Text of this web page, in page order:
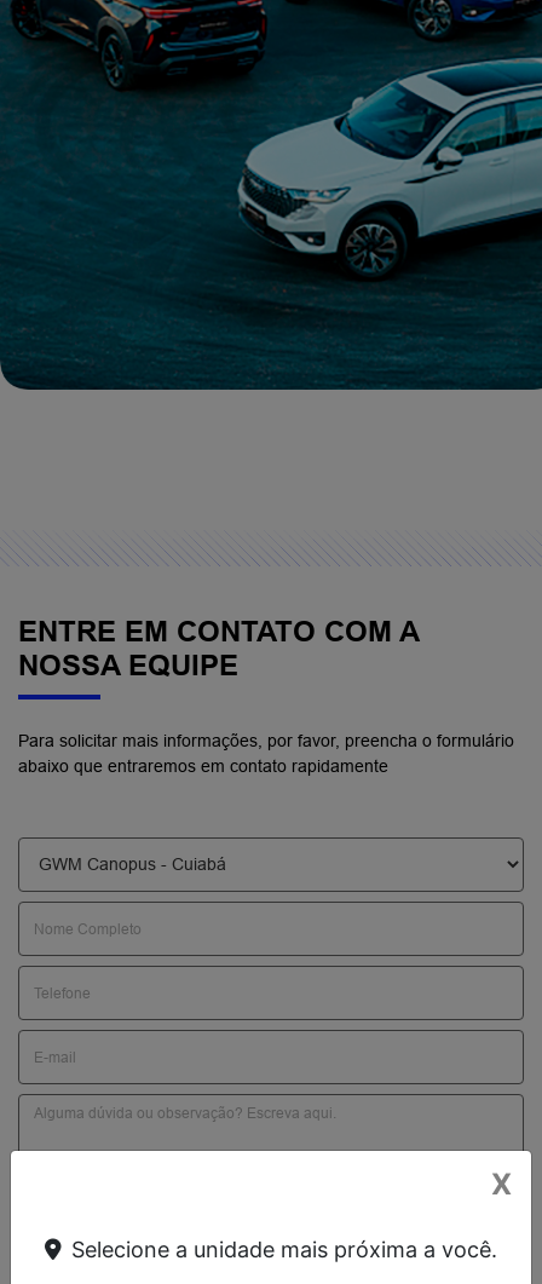
ENTRE EM CONTATO COM A
NOSSA EQUIPE
Para solicitar mais informações, por favor, preencha o formulário
abaixo que entraremos em contato rapidamente
X
Selecione a unidade mais próxima a você.